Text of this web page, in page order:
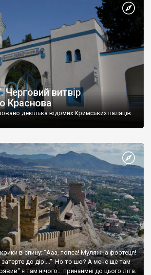
Черговий витвір
Краснова
декілька відомих Кримських палаців.
в спину: "Ааа, попса! Муляжна фортеця!
затерте до дір!..." Но то шо? А мене ще там
я там нічого... принаймні до цього літа.